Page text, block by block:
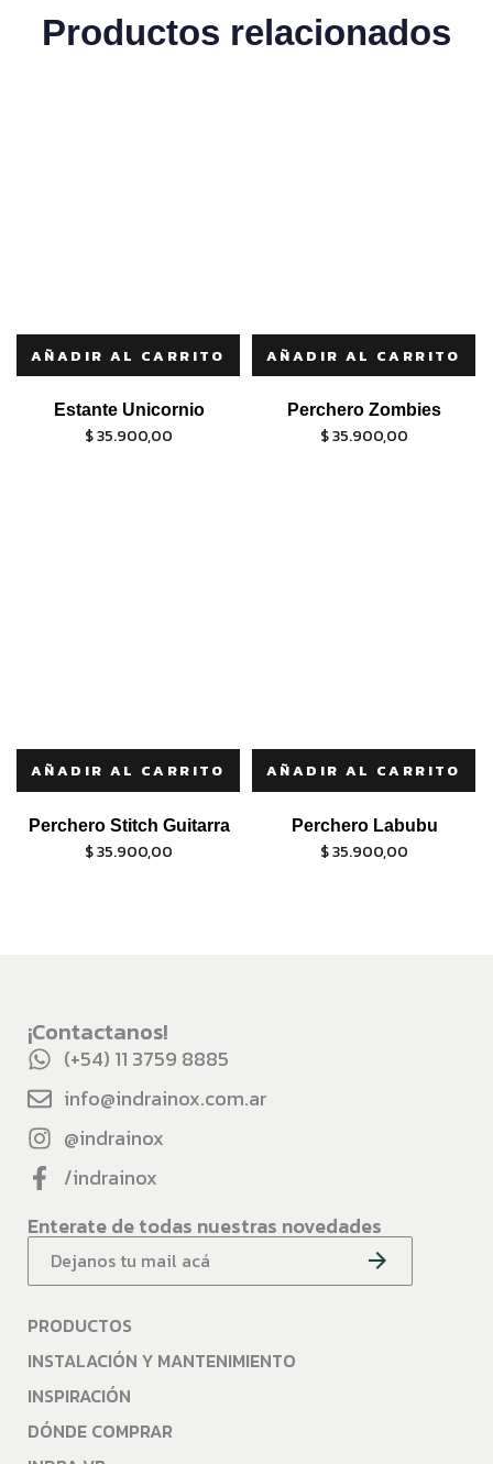
Productos relacionados
AÑADIR AL CARRITO
Estante Unicornio
$35.900,00
AÑADIR AL CARRITO
Perchero Zombies
$35.900,00
AÑADIR AL CARRITO
Perchero Stitch Guitarra
$35.900,00
AÑADIR AL CARRITO
Perchero Labubu
$35.900,00
¡Contactanos!
(+54) 11 3759 8885
info@indrainox.com.ar
@indrainox
/indrainox
Enterate de todas nuestras novedades
PRODUCTOS
INSTALACIÓN Y MANTENIMIENTO
INSPIRACIÓN
DÓNDE COMPRAR